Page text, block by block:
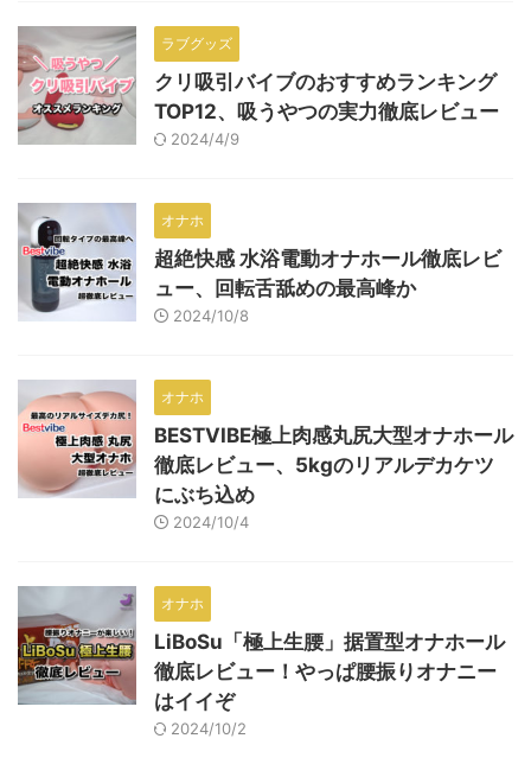
ラブグッズ
クリ吸引バイブのおすすめランキング
TOP12、吸うやつの実力徹底レビュー
2024/4/9
オナホ
超絶快感 水浴電動オナホール徹底レビ
ュー、回転舌舐めの最高峰か
2024/10/8
オナホ
BESTVIBE極上肉感丸尻大型オナホール
徹底レビュー、5kgのリアルデカケツ
にぶち込め
2024/10/4
オナホ
LiBoSu「極上生腰」据置型オナホール
徹底レビュー！やっぱ腰振りオナニー
はイイぞ
2024/10/2